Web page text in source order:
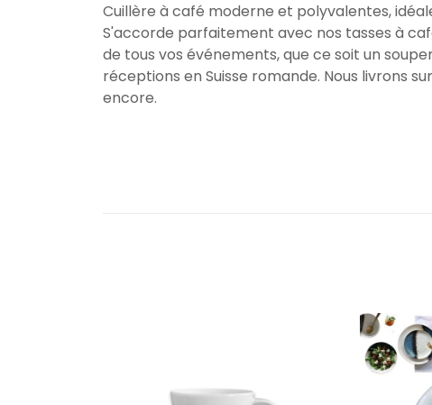
Cuillère à café moderne et polyvalentes,
S'accorde parfaitement avec nos tasses à
de tous vos événements, que ce soit un
réceptions en Suisse romande. Nous livrons
encore.